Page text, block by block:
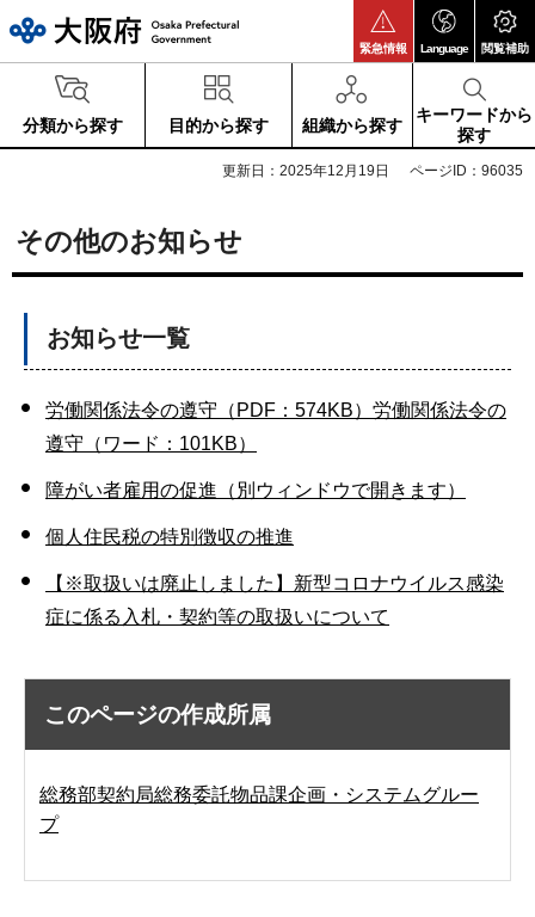
緊急情報 Language 閲覧補助
分類から探す 目的から探す 組織から探す
キーワードから
探す
更新日：2025年12月19日 ページID：96035
その他のお知らせ
お知らせ一覧
労働関係法令の遵守（PDF：574KB） 労働関係法令の
遵守（ワード：101KB）
障がい者雇用の促進（別ウィンドウで開きます）
個人住民税の特別徴収の推進
【※取扱いは廃止しました】新型コロナウイルス感染
症に係る入札・契約等の取扱いについて
このページの作成所属
総務部契約局総務委託物品課企画・システムグルー
プ